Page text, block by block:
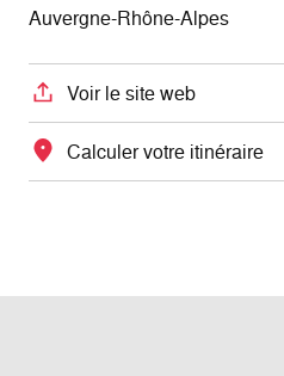
Auvergne-Rhône-Alpes
Voir le site web
Calculer votre itinéraire